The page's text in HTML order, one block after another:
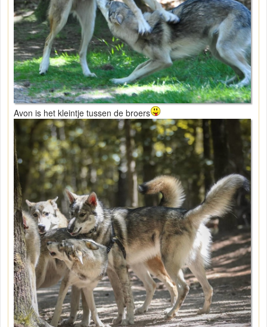
Avon is het kleintje tussen de broers